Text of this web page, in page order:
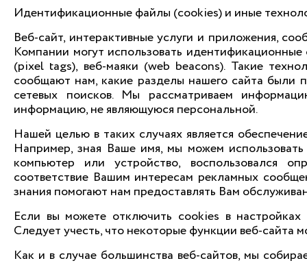
Идентификационные файлы (cookies) и иные
Веб-сайт, интерактивные услуги и приложения,
Компании могут использовать
(pixel tags), веб-маяки (web beacons). Такие
сообщают нам, какие разделы нашего сайта были
сетевых поисков. Мы рассматриваем
информацию, не являющуюся персональной.
Нашей целью в таких случаях является
Например, зная Ваше имя, мы можем
компьютер или устройство, воспользовался
соответствие Вашим интересам рекламных
знания помогают нам предоставлять Вам
Если вы можете отключить cookies в настройках
Следует учесть, что некоторые функции веб-сайта
Как и в случае большинства веб-сайтов, мы